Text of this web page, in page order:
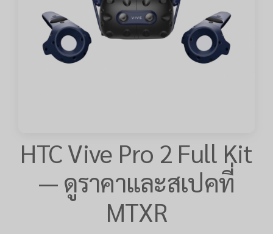
HTC Vive Pro 2 Full Kit
— ดูราคาและสเปคที่
MTXR